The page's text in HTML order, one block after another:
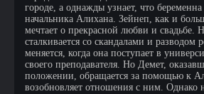
городе, а однажды узнает, что беременна
начальника Алихана. Зейнеп, как и
мечтает о прекрасной любви и свадьбе.
сталкивается со скандалами и разводом
меняется, когда она поступает в
своего преподавателя. Но Демет,
положении, обращается за помощью к
возобновляет отношения с ним. Однако